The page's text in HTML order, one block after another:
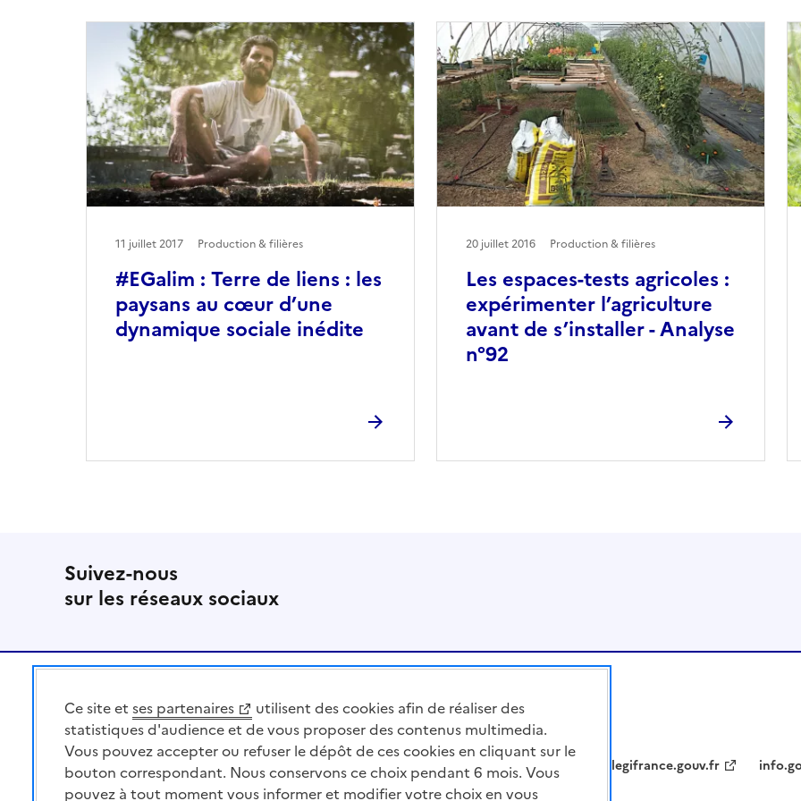
#EGalim : Terre de liens : les
paysans au cœur d’une
dynamique sociale inédite
11 juillet 2017 Production & filières
Les espaces-tests agricoles :
expérimenter l’agriculture
avant de s’installer - Analyse
n°92
20 juillet 2016 Production & filières
Suivez-nous
sur les réseaux sociaux
Pied de page
MINISTÈRE
DE L'AGRICULTURE
DE L'AGRO-ALIMENTAIRE
ET DE LA SOUVERAINETÉ
ALIMENTAIRE
legifrance.gouv.fr
Ce site et ses partenaires
utilisent des cookies afin de réaliser des
statistiques d'audience et de vous proposer des contenus multimedia.
Vous pouvez accepter ou refuser le dépôt de ces cookies en cliquant sur le
bouton correspondant. Nous conservons ce choix pendant 6 mois. Vous
pouvez à tout moment vous informer et modifier votre choix en vous